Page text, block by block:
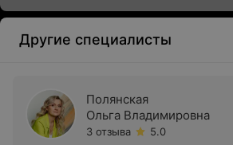
Другие специалисты
Полянская
Ольга Владимировна
3 отзыва
5.0